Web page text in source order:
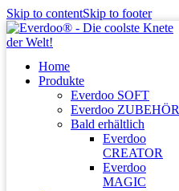
Skip to contentSkip to footer
Home
Produkte
Everdoo SOFT
Everdoo ZUBEHÖR
Bald erhältlich
Everdoo
CREATOR
Everdoo
MAGIC